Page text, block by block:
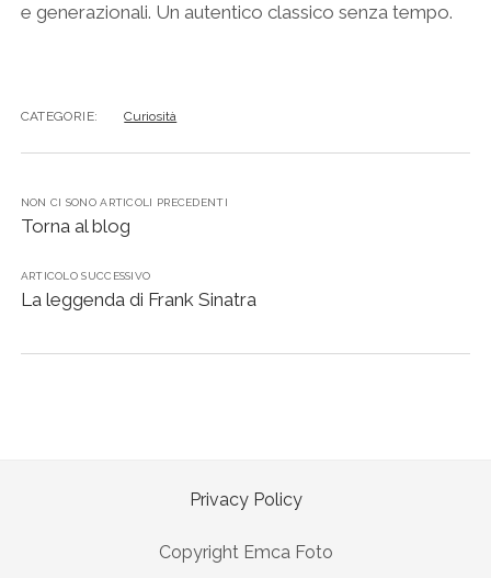
e generazionali. Un autentico classico senza tempo.
CATEGORIE: Curiosità
NON CI SONO ARTICOLI PRECEDENTI
Torna al blog
ARTICOLO SUCCESSIVO
La leggenda di Frank Sinatra
Privacy Policy
Copyright Emca Foto